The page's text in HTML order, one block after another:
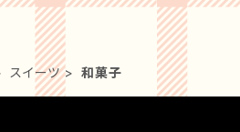
スイーツ 和菓子